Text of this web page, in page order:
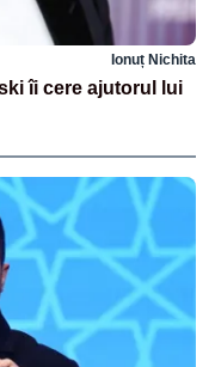
Ionuț Nichita
îi cere ajutorul lui